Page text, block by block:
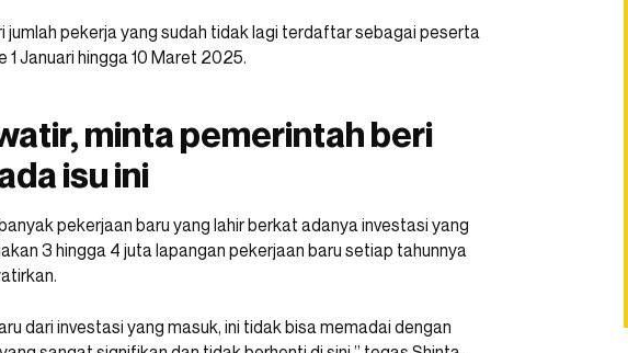
pekerja yang sudah tidak lagi terdaftar sebagai peserta
Januari hingga 10 Maret 2025.
minta pemerintah beri
isu ini
pekerjaan baru yang lahir berkat adanya investasi yang
3 hingga 4 juta lapangan pekerjaan baru setiap tahunnya
dari investasi yang masuk, ini tidak bisa memadai dengan